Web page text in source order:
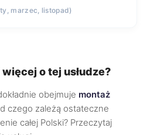
marzec, listopad)
o tej usłudze?
obejmuje montaż
czego zależą ostateczne
całej Polski? Przeczytaj